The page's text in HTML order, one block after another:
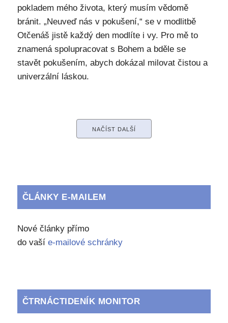
pokladem mého života, který musím vědomě
bránit. „Neuveď nás v pokušení,“ se v modlitbě
Otčenáš jistě každý den modlíte i vy. Pro mě to
znamená spolupracovat s Bohem a bděle se
stavět pokušením, abych dokázal milovat čistou a
univerzální láskou.
NAČÍST DALŠÍ
ČLÁNKY E-MAILEM
Nové články přímo
do vaší e-mailové schránky
ČTRNÁCTIDENÍK MONITOR